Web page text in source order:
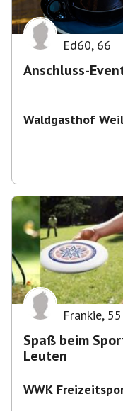
Ed60, 66
Anschluss-
Waldgasthof
Frankie, 55
Spaß beim
Leuten
WWK